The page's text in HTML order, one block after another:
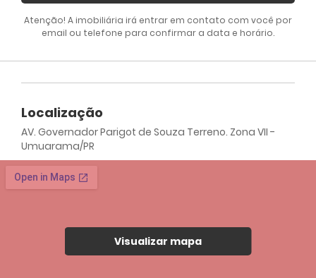
Atenção! A imobiliária irá entrar em contato com você por
email ou telefone para confirmar a data e horário.
Localização
AV. Governador Parigot de Souza Terreno. Zona VII -
Umuarama/PR
Visualizar mapa